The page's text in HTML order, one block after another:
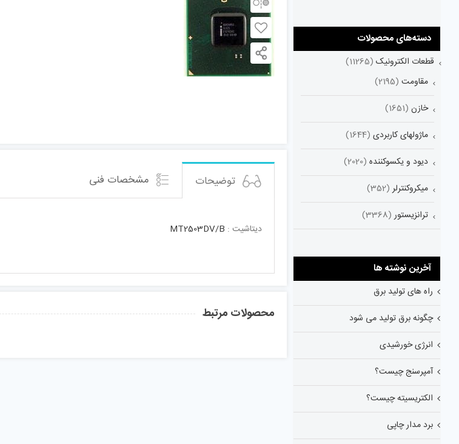
توضیحات مشخصات فنی
دیتاشیت : MT2503DV/B
محصولات مرتبط
دسته‌های محصولات
قطعات الکترونیک (11265)
مقاومت (2195)
خازن (1651)
ماژولهای کاربردی (1644)
دیود و یکسوکننده (2020)
میکروکنترلر (352)
ترانزیستور (3368)
آخرین نوشته ها
راه های تولید برق
چگونه برق تولید می شود
انرژی خورشیدی
آمپرسنج چیست؟
الکتریسیته چیست؟
برد مدار چاپی